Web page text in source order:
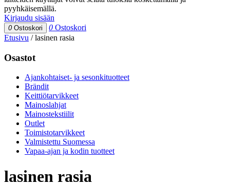
pyyhkäisemällä.
Kirjaudu sisään
0 Ostoskori 0 Ostoskori
Etusivu /lasinen rasia
Osastot
Ajankohtaiset- ja sesonkituotteet
Brändit
Keittiötarvikkeet
Mainoslahjat
Mainostekstiilit
Outlet
Toimistotarvikkeet
Valmistettu Suomessa
Vapaa-ajan ja kodin tuotteet
lasinen rasia